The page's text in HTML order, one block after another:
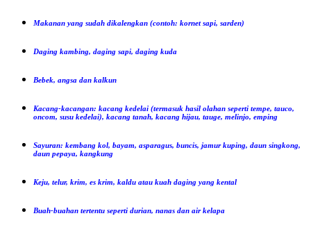
Makanan yang sudah dikalengkan (contoh: kornet sapi, sarden)
Daging kambing, daging sapi, daging kuda
Bebek, angsa dan kalkun
Kacang-kacangan: kacang kedelai (termasuk hasil olahan seperti tempe, tauco,
oncom, susu kedelai), kacang tanah, kacang hijau, tauge, melinjo, emping
Sayuran: kembang kol, bayam, asparagus, buncis, jamur kuping, daun singkong,
daun pepaya, kangkung
Keju, telur, krim, es krim, kaldu atau kuah daging yang kental
Buah-buahan tertentu seperti durian, nanas dan air kelapa